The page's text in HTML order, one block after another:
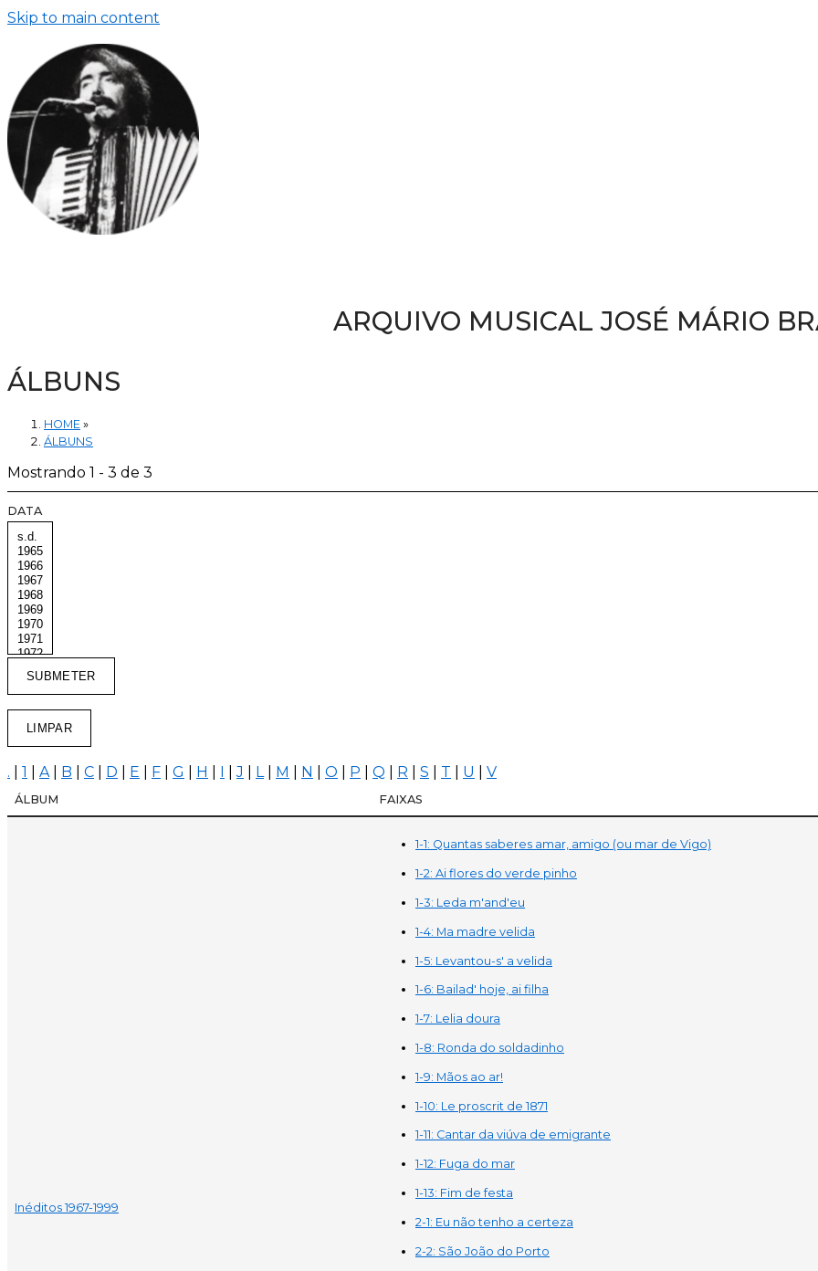
Skip to main content
ARQUIVO MUSICAL JOSÉ MÁRIO
ÁLBUNS
HOME »
ÁLBUNS
Mostrando 1 - 3 de 3
DATA
. 1 A B C D E F G H I |J L M N O P Q R S T U V
ÁLBUM FAIXAS
Inéditos 1967-1999
1-1: Quantas saberes amar, amigo (ou mar de Vigo)
1-2: Ai flores do verde pinho
1-3: Leda m'and'eu
1-4: Ma madre velida
1-5: Levantou-s' a velida
1-6: Bailad' hoje, ai filha
1-7: Lelia doura
1-8: Ronda do soldadinho
1-9: Mãos ao ar!
1-10: Le proscrit de 1871
1-11: Cantar da viúva de emigrante
1-12: Fuga do mar
1-13: Fim de festa
2-1: Eu não tenho a certeza
2-2: São João do Porto